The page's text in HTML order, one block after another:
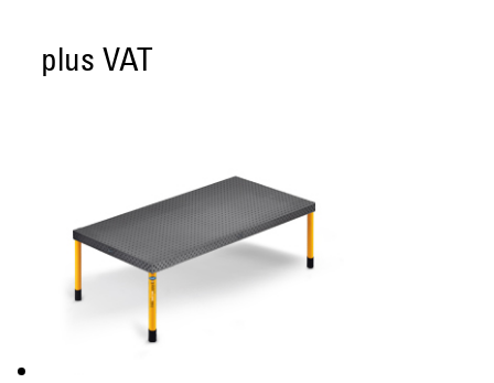
plus VAT